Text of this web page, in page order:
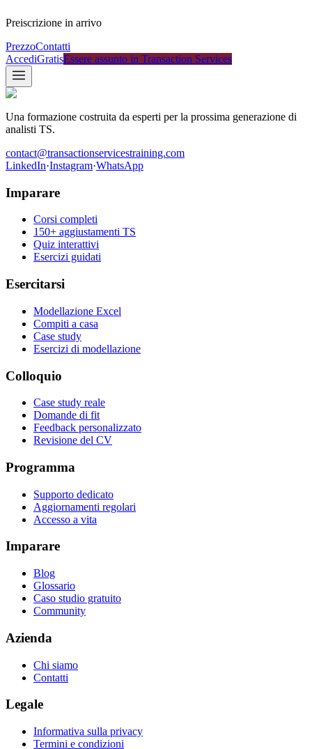
Preiscrizione in arrivo
PrezzoContatti
AccediGratisEssere assunto in Transaction Services
Una formazione costruita da esperti per la prossima generazione di
analisti TS.
contact@transactionservicestraining.com
LinkedIn·Instagram·WhatsApp
Imparare
Corsi completi
150+ aggiustamenti TS
Quiz interattivi
Esercizi guidati
Esercitarsi
Modellazione Excel
Compiti a casa
Case study
Esercizi di modellazione
Colloquio
Case study reale
Domande di fit
Feedback personalizzato
Revisione del CV
Programma
Supporto dedicato
Aggiornamenti regolari
Accesso a vita
Imparare
Blog
Glossario
Caso studio gratuito
Community
Azienda
Chi siamo
Contatti
Legale
Informativa sulla privacy
Termini e condizioni